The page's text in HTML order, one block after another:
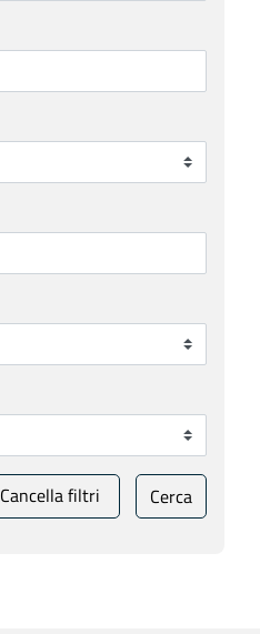
Cancella filtri Cerca